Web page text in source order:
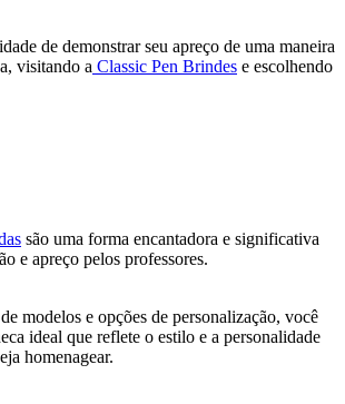
de demonstrar seu apreço de uma maneira
visitando a Classic Pen Brindes e escolhendo
são uma forma encantadora e significativa
e apreço pelos professores.
modelos e opções de personalização, você
ideal que reflete o estilo e a personalidade
homenagear.